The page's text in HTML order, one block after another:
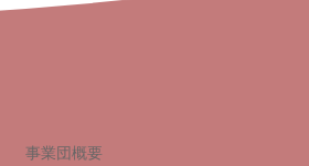
事業団概要